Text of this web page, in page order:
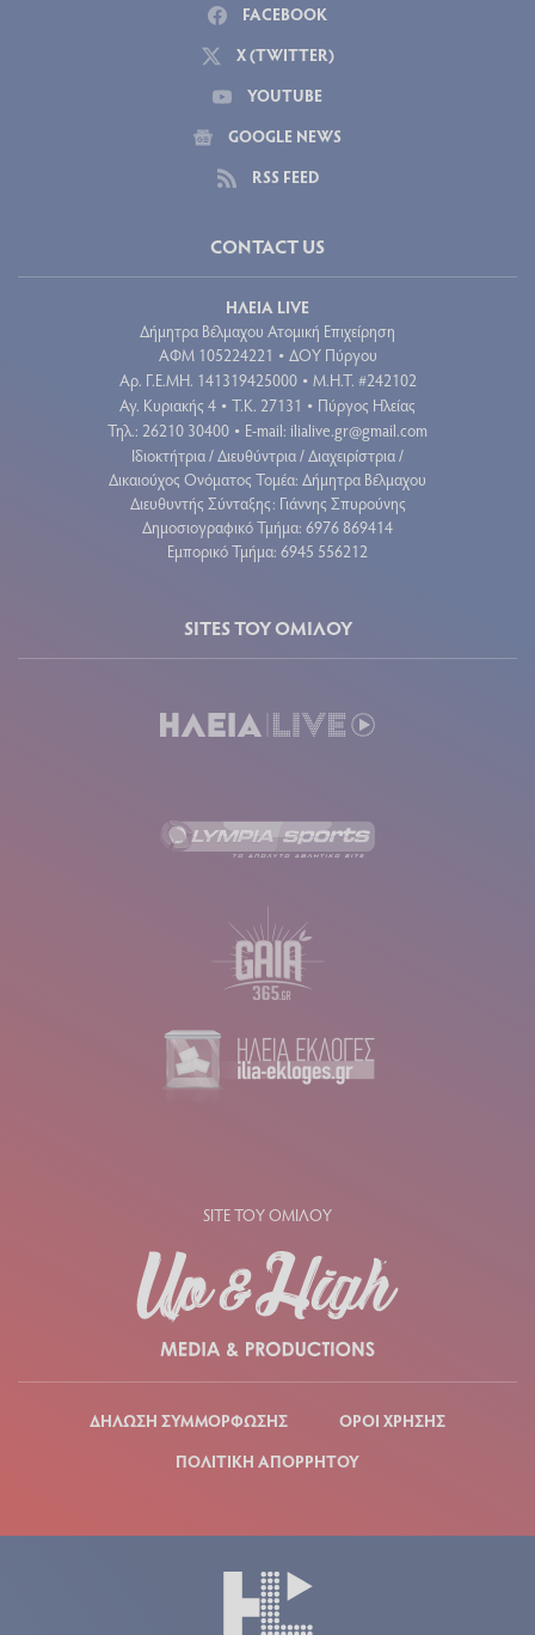
FACEBOOK
X (TWITTER)
YOUTUBE
GOOGLE NEWS
RSS FEED
CONTACT US
ΗΛΕΙΑ LIVE
Δήμητρα Βέλμαχου Ατομική Επιχείρηση
ΑΦΜ 105224221 • ΔΟΥ Πύργου
Aρ. Γ.Ε.ΜΗ. 141319425000 • Μ.Η.Τ. #242102
Αγ. Κυριακής 4 • Τ.Κ. 27131 • Πύργος Ηλείας
Τηλ.: 26210 30400 • E-mail: ilialive.gr@gmail.com
Ιδιοκτήτρια / Διευθύντρια / Διαχειρίστρια /
Δικαιούχος Ονόματος Τομέα: Δήμητρα Βέλμαχου
Διευθυντής Σύνταξης: Γιάννης Σπυρούνης
Δημοσιογραφικό Τμήμα: 6976 869414
Εμπορικό Τμήμα: 6945 556212
SITES ΤΟΥ ΟΜΙΛΟΥ
SITE ΤΟΥ ΟΜΙΛΟΥ
ΔΗΛΩΣΗ ΣΥΜΜΟΡΦΩΣΗΣ
ΟΡΟΙ ΧΡΗΣΗΣ
ΠΟΛΙΤΙΚΗ ΑΠΟΡΡΗΤΟΥ